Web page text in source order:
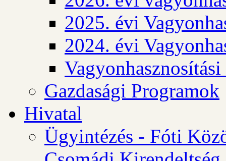
2025. évi
2024. évi
Gazdasági Programok
Hivatal
Ügyintézés - Fóti